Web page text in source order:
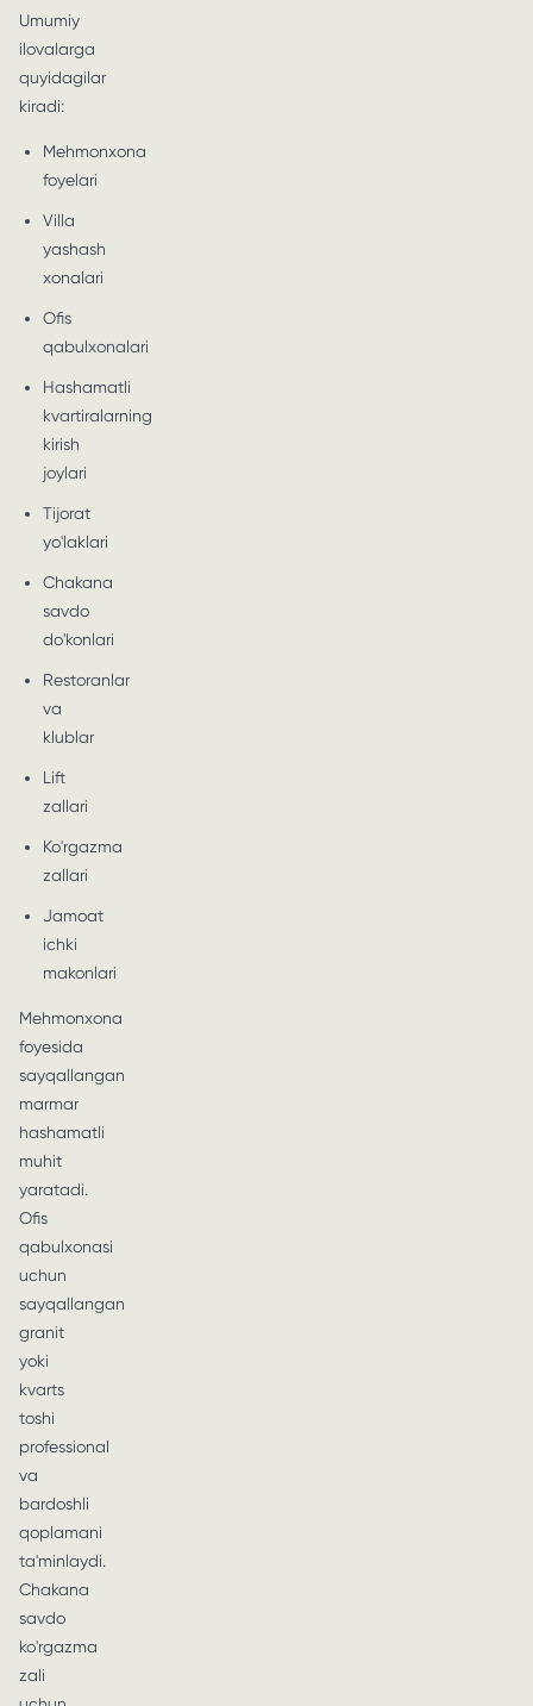
Umumiy
ilovalarga
quyidagilar
kiradi:
Mehmonxona
foyelari
Villa
yashash
xonalari
Ofis
qabulxonalari
Hashamatli
kvartiralarning
kirish
joylari
Tijorat
yo'laklari
Chakana
savdo
do'konlari
Restoranlar
va
klublar
Lift
zallari
Ko'rgazma
zallari
Jamoat
ichki
makonlari
Mehmonxona
foyesida
sayqallangan
marmar
hashamatli
muhit
yaratadi.
Ofis
qabulxonasi
uchun
sayqallangan
granit
yoki
kvarts
toshi
professional
va
bardoshli
qoplamani
ta'minlaydi.
Chakana
savdo
ko'rgazma
zali